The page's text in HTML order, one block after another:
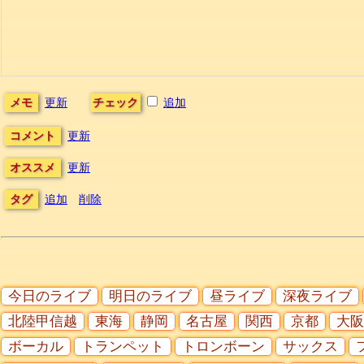
メモ 更新 チェック 追加
コメント 更新
オススメ 更新
タグ 追加 削除
今日のライブ 明日のライブ 昼ライブ
深夜ライブ
北陸甲信越
東海 静岡 名古屋 関西 京都
大阪
ボーカル
トランペット トロンボーン サックス